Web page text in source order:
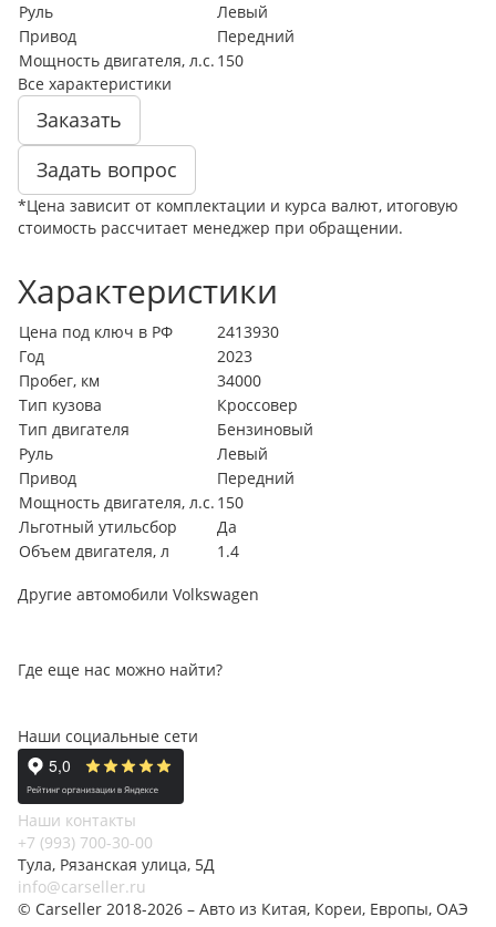
Руль
Левый
Привод
Передний
Мощность двигателя, л.с. 150
Все характеристики
Заказать
Задать вопрос
*Цена зависит от комплектации и курса валют, итоговую
стоимость рассчитает менеджер при обращении.
Характеристики
Цена под ключ в РФ
2413930
Год
2023
Пробег, км
34000
Тип кузова
Кроссовер
Тип двигателя
Бензиновый
Руль
Левый
Привод
Передний
Мощность двигателя, л.с. 150
Льготный утильсбор
Да
Объем двигателя, л
1.4
Другие автомобили Volkswagen
Где еще нас можно найти?
Наши социальные сети
Наши контакты
+7 (993) 700-30-00
Тула, Рязанская улица, 5Д
info@carseller.ru
© Carseller 2018-2026 – Авто из Китая, Кореи, Европы, ОАЭ